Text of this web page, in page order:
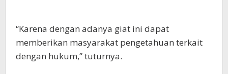
“Karena dengan adanya giat ini dapat
memberikan masyarakat pengetahuan terkait
dengan hukum,” tuturnya.